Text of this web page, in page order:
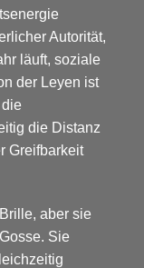
Autorität,
läuft, soziale
der Leyen ist
die Distanz
Greifbarkeit
aber sie
Sie